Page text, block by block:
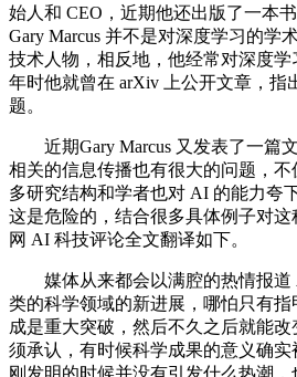
始人和 CEO，近期他还出版了一本
Gary Marcus 并不是对深度学习的学
技术人物，相反地，他经常对深度学
年时他就曾在 arXiv 上公开文章，指
题。
近期Gary Marcus 又发表了一篇
相关的信息传播也有很大的问题，
多研究结构和学者也对 AI 的能力夸
这是危险的，结合很多具体例子对
网 AI 科技评论全文翻译如下。
媒体从来都会以满腔的热情报道
类的科学领域的新进展，哪怕只有
成是重大突破，然后不久之后就能
须承认，有时候科学成果的意义确实
刚发明的时候并没有引发什么热潮